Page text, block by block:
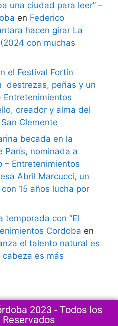
una ciudad para leer” –
en Federico
hacen girar La
con muchas
el Festival Fortín
destrezas, peñas y un
Entretenimientos
creador y alma del
Clemente
becada en la
París, nominada a
– Entretenimientos
Abril Marcucci, un
15 años lucha por
temporada con “El
Cordoba en
el talento natural es
cabeza es más
2023 - Todos los
Reservados